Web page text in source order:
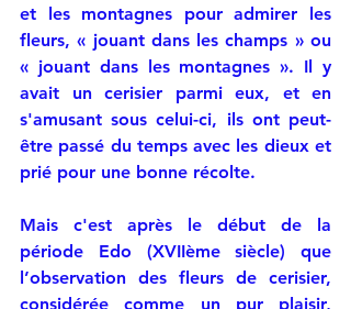
et les montagnes pour admirer les
fleurs, « jouant dans les champs » ou
« jouant dans les montagnes ». Il y
avait un cerisier parmi eux, et en
s'amusant sous celui-ci, ils ont peut-
être passé du temps avec les dieux et
prié pour une bonne récolte.
Mais c'est après le début de la
période Edo (XVIIème siècle) que
l’observation des fleurs de cerisier,
considérée comme un pur plaisir,